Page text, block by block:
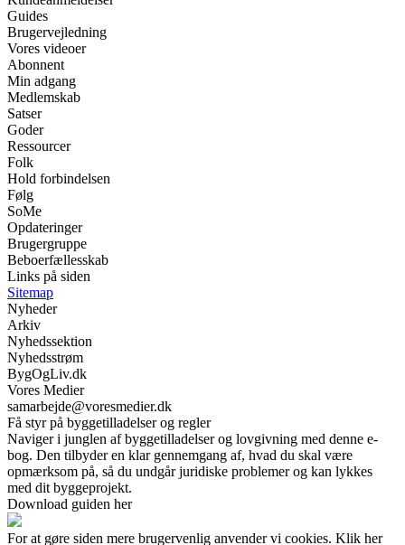
Guides
Brugervejledning
Vores videoer
Abonnent
Min adgang
Medlemskab
Satser
Goder
Ressourcer
Folk
Hold forbindelsen
Følg
SoMe
Opdateringer
Brugergruppe
Beboerfællesskab
Links på siden
Sitemap
Nyheder
Arkiv
Nyhedssektion
Nyhedsstrøm
BygOgLiv.dk
Vores Medier
samarbejde@voresmedier.dk
Få styr på byggetilladelser og regler
Naviger i junglen af byggetilladelser og lovgivning med denne e-
bog. Den tilbyder en klar gennemgang af, hvad du skal være
opmærksom på, så du undgår juridiske problemer og kan lykkes
med dit byggeprojekt.
Download guiden her
For at gøre siden mere brugervenlig anvender vi cookies. Klik her